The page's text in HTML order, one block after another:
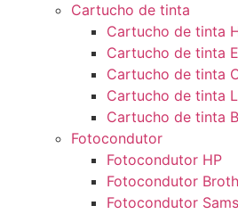
Cartucho de tinta
Cartucho de tinta
Cartucho de tinta
Cartucho de tinta
Cartucho de tinta
Cartucho de tinta
Fotocondutor
Fotocondutor HP
Fotocondutor
Fotocondutor